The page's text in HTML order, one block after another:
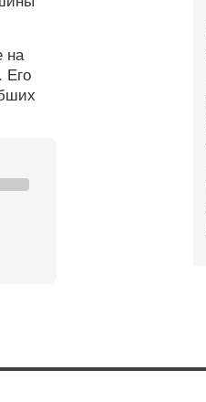
на
Его